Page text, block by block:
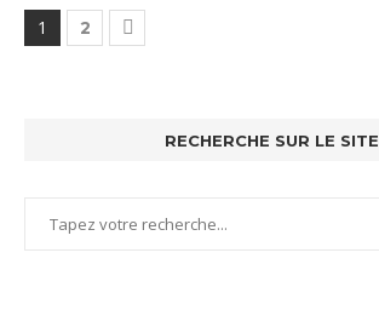
1 2
RECHERCHE SUR LE SITE